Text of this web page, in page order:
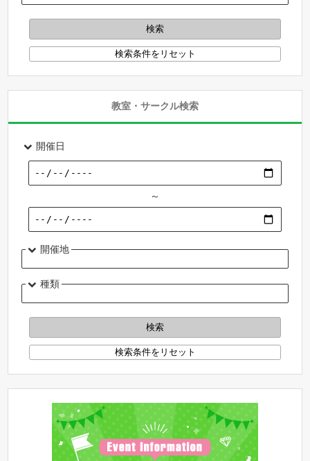
教室・サークル検索
開催日
～
開催地
種類